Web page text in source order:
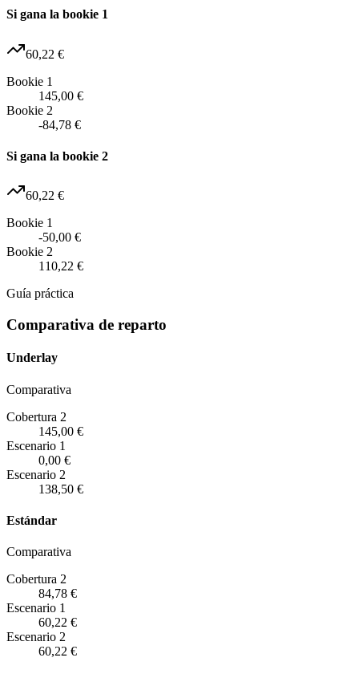
Si gana la bookie 1
60,22 €
Bookie 1
145,00 €
Bookie 2
-84,78 €
Si gana la bookie 2
60,22 €
Bookie 1
-50,00 €
Bookie 2
110,22 €
Guía práctica
Comparativa de reparto
Underlay
Comparativa
Cobertura 2
145,00 €
Escenario 1
0,00 €
Escenario 2
138,50 €
Estándar
Comparativa
Cobertura 2
84,78 €
Escenario 1
60,22 €
Escenario 2
60,22 €